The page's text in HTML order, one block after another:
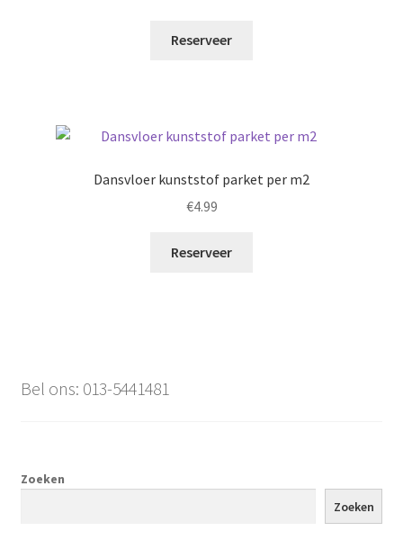
Reserveer
Dansvloer kunststof parket per m2
€4.99
Reserveer
Bel ons: 013-5441481
Zoeken
Zoeken